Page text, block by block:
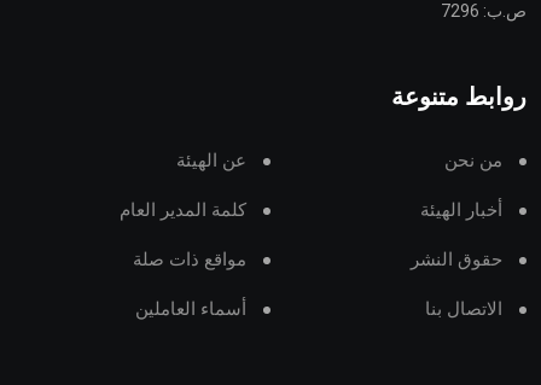
ص.ب: 7296
روابط متنوعة
من نحن عن الهيئة
أخبار الهيئة كلمة المدير العام
حقوق النشر مواقع ذات صلة
الاتصال بنا أسماء العاملين